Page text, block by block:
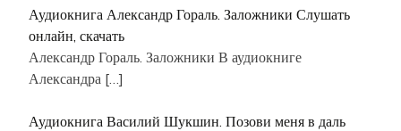
Аудиокнига Александр Гораль. Заложники Слушать
онлайн, скачать
Александр Гораль. Заложники В аудиокниге
Александра […]
Аудиокнига Василий Шукшин. Позови меня в даль